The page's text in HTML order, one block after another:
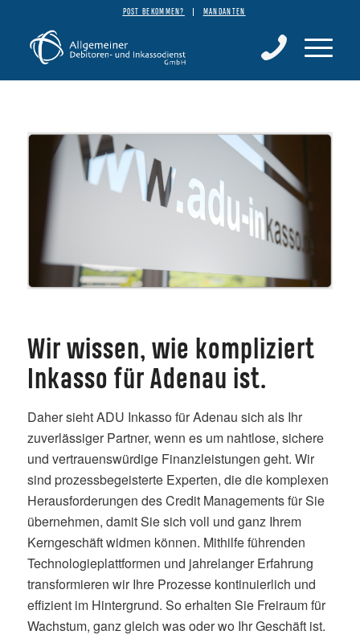
POST BEKOMMEN? MANDANTEN
Wir wissen, wie kompliziert
Inkasso für Adenau ist.
Daher sieht ADU Inkasso für Adenau sich als Ihr
zuverlässiger Partner, wenn es um nahtlose, sichere
und vertrauenswürdige Finanzleistungen geht. Wir
sind prozessbegeisterte Experten, die die komplexen
Herausforderungen des Credit Managements für Sie
übernehmen, damit Sie sich voll und ganz Ihrem
Kerngeschäft widmen können. Mithilfe führenden
Technologieplattformen und jahrelanger Erfahrung
transformieren wir Ihre Prozesse kontinuierlich und
effizient im Hintergrund. So erhalten Sie Freiraum für
Wachstum, ganz gleich was oder wo Ihr Geschäft ist.